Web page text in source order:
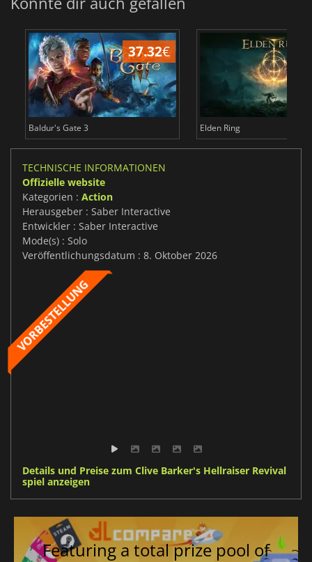
37.32€
Baldur's Gate 3 Elden Ring
TECHNISCHE INFORMATIONEN
Offizielle website
Kategorien : Action
Herausgeber : Saber Interactive
Entwickler : Saber Interactive
Mode(s) : Solo
Veröffentlichungsdatum : 8. Oktober 2026
Details und Preise zum Clive Barker's Hellraiser Revival
spiel anzeigen
Featuring a total prize pool of